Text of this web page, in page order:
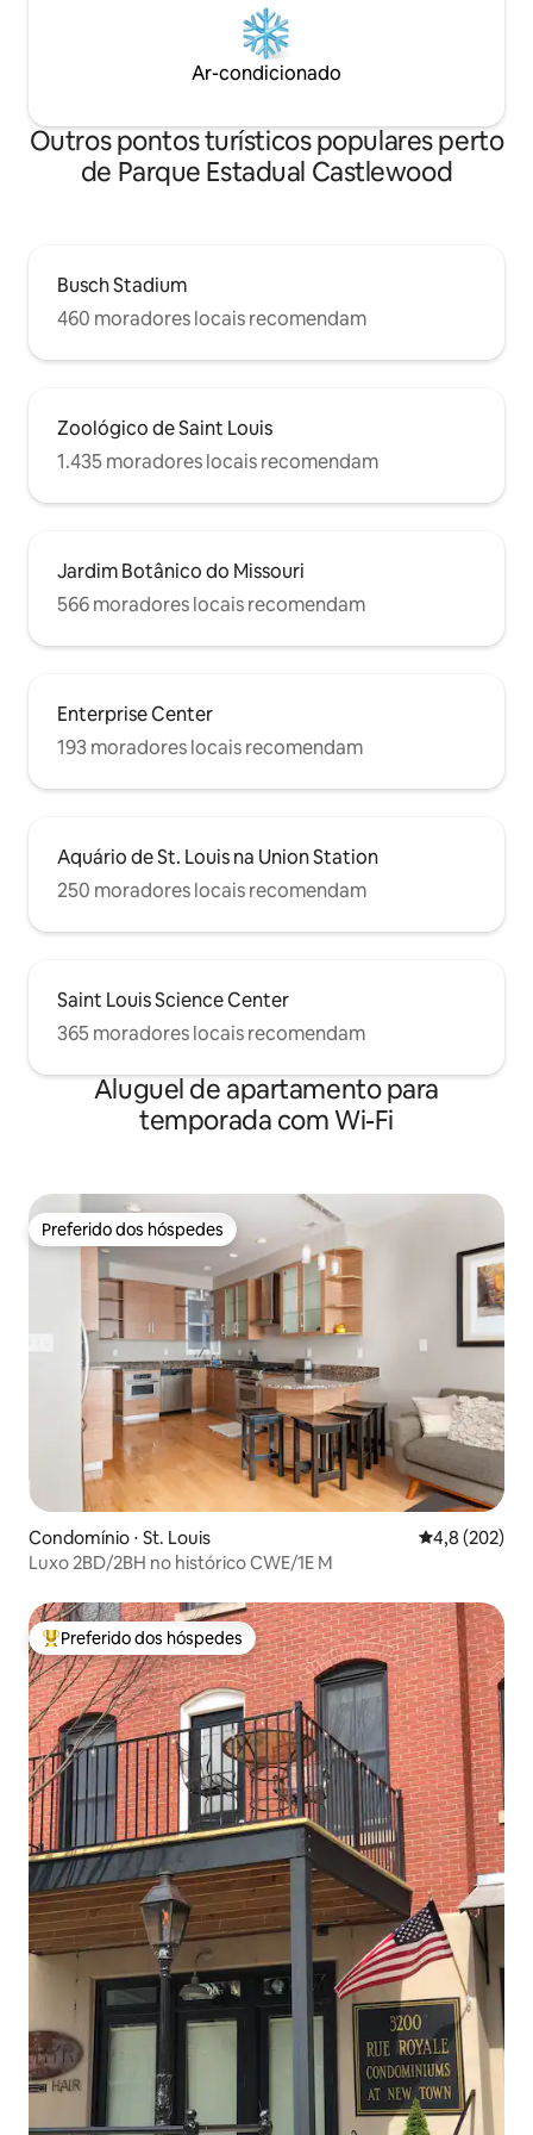
Ar-condicionado
Outros pontos turísticos populares perto
de Parque Estadual Castlewood
Busch Stadium
460 moradores locais recomendam
Zoológico de Saint Louis
1.435 moradores locais recomendam
Jardim Botânico do Missouri
566 moradores locais recomendam
Enterprise Center
193 moradores locais recomendam
Aquário de St. Louis na Union Station
250 moradores locais recomendam
Saint Louis Science Center
365 moradores locais recomendam
Aluguel de apartamento para
temporada com Wi-Fi
Preferido dos hóspedes
Preferido dos hóspedes
Condomínio ⋅ St. Louis 4,8 de uma
4,8 (202)
Luxo 2BD/2BH no histórico CWE/1E M
Entre os melhores preferidos dos hóspedes
Preferido dos hóspedes